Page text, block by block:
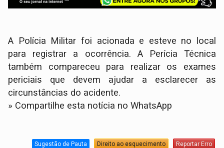
A Polícia Militar foi acionada e esteve no local
para registrar a ocorrência. A Perícia Técnica
também compareceu para realizar os exames
periciais que devem ajudar a esclarecer as
circunstâncias do acidente.
» Compartilhe esta notícia no WhatsApp
Sugestão de Pauta Direito ao esquecimento Reportar Erro